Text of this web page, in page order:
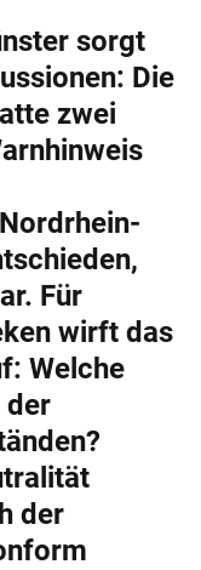
sorgt
Die
zwei
Für
wirft das
Welche
der
der